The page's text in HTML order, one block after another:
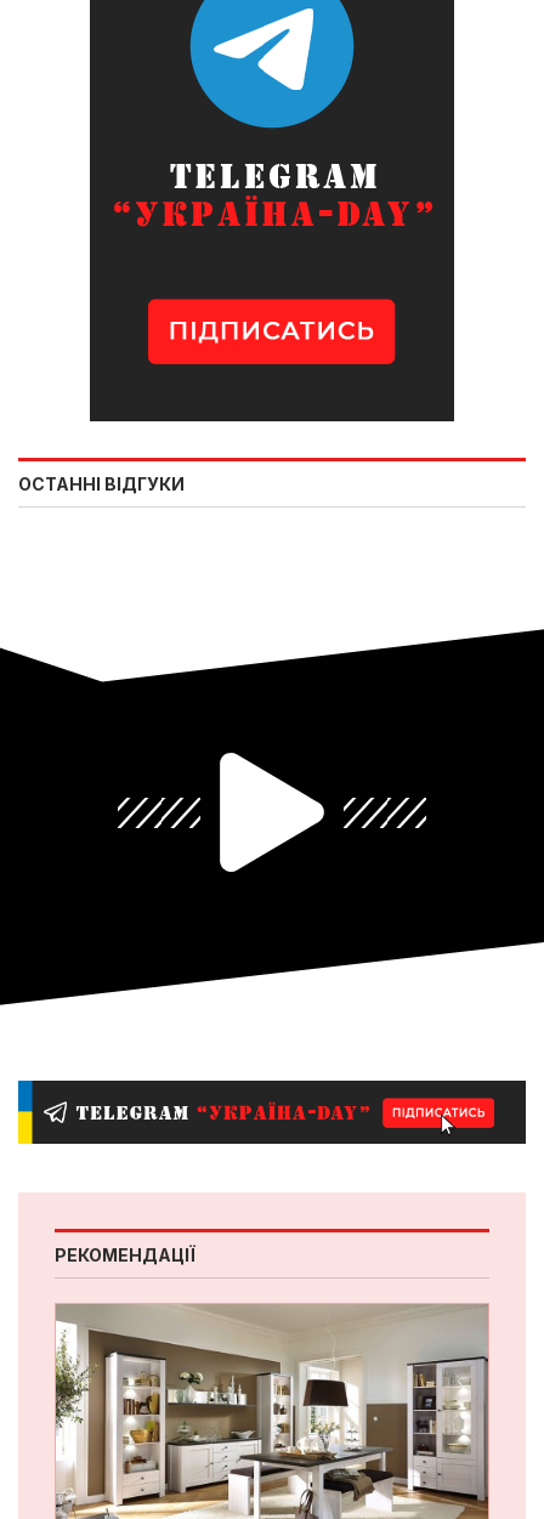
ОСТАННІ ВІДГУКИ
РЕКОМЕНДАЦІЇ